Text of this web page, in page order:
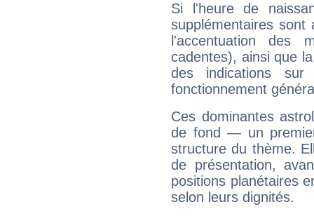
Si l'heure de
supplémentaires sont
l'accentuation des
cadentes), ainsi que
des indications sur
fonctionnement
Ces dominantes
de fond — un
structure du thème.
de présentation,
positions planétaires
selon leurs dignités.